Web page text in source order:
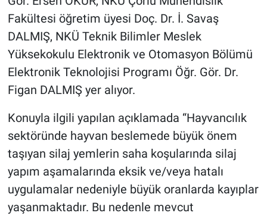
Fakültesi öğretim üyesi Doç. Dr. İ. Savaş
DALMIŞ, NKÜ Teknik Bilimler Meslek
Yüksekokulu Elektronik ve Otomasyon Bölümü
Elektronik Teknolojisi Programı Öğr. Gör. Dr.
Figan DALMIŞ yer alıyor.
Konuyla ilgili yapılan açıklamada “Hayvancılık
sektöründe hayvan beslemede büyük önem
taşıyan silaj yemlerin saha koşularında silaj
yapım aşamalarında eksik ve/veya hatalı
uygulamalar nedeniyle büyük oranlarda kayıplar
yaşanmaktadır. Bu nedenle mevcut